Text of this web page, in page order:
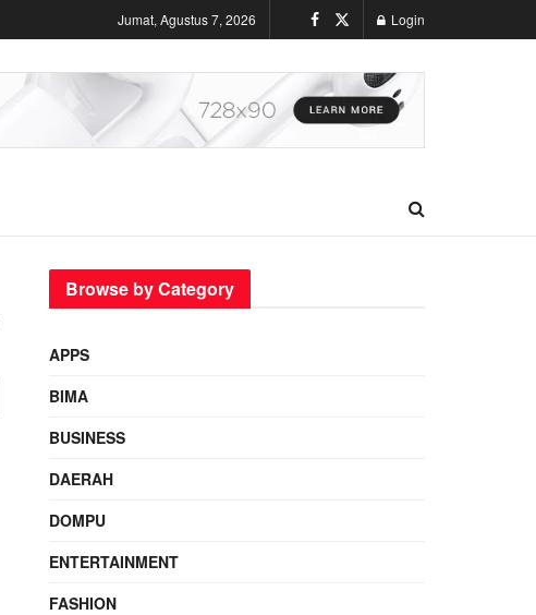
Jumat, Agustus 7, 2026 Login
Browse by Category
APPS
BIMA
BUSINESS
DAERAH
DOMPU
ENTERTAINMENT
FASHION